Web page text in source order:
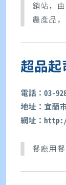
銷站，
農產品
超品
電話：03-
地址：宜蘭
網址：
餐廳用